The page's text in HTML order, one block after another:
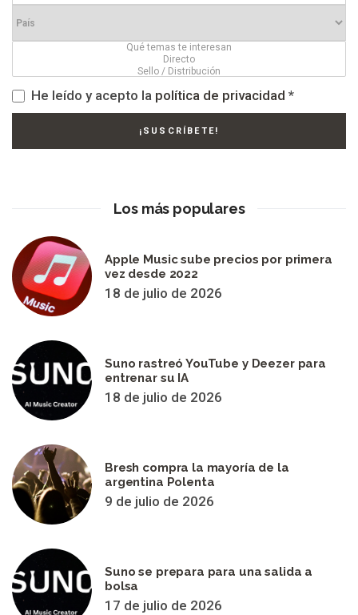
He leído y acepto la política de privacidad *
Los más populares
Apple Music sube precios por primera
vez desde 2022
18 de julio de 2026
Suno rastreó YouTube y Deezer para
entrenar su IA
18 de julio de 2026
Bresh compra la mayoría de la
argentina Polenta
9 de julio de 2026
Suno se prepara para una salida a
bolsa
17 de julio de 2026